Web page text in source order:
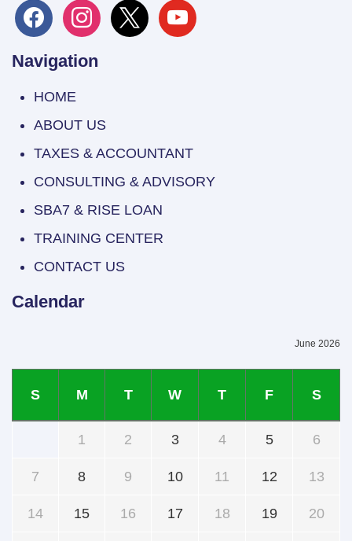
facebookinstagram
x youtube
Navigation
HOME
ABOUT US
TAXES & ACCOUNTANT
CONSULTING & ADVISORY
SBA7 & RISE LOAN
TRAINING CENTER
CONTACT US
Calendar
June 2026
S M T W T F S
1 2 3 4 5 6
7 8 9 10 11 12 13
14 15 16 17 18 19 20